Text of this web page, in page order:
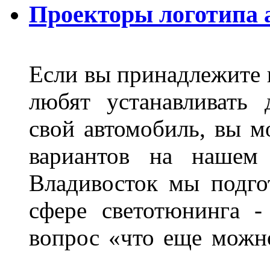
Проекторы логотипа
Если вы принадлежите
любят устанавливать
свой автомобиль, вы
вариантов на
Владивосток мы
сфере светотюнинга
вопрос «что еще